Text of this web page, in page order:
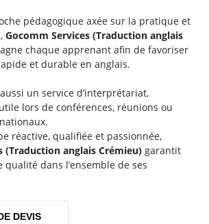
pédagogique axée sur la pratique et
Gocomm Services (Traduction anglais
chaque apprenant afin de favoriser
et durable en anglais.
un service d’interprétariat,
lors de conférences, réunions ou
réactive, qualifiée et passionnée,
(Traduction anglais Crémieu) garantit
dans l’ensemble de ses
DEVIS